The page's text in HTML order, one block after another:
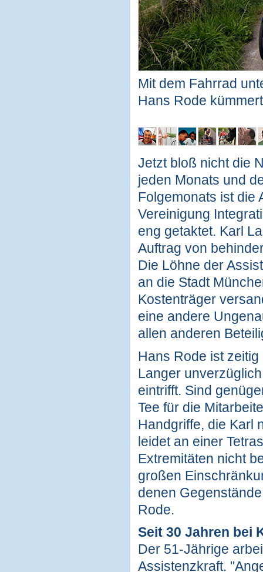
Mit dem Fahrrad
Hans Rode
Jetzt bloß nicht die
jeden Monats und
Folgemonats ist die
Vereinigung
eng getaktet. Karl
Auftrag von
Die Löhne der
an die Stadt
Kostenträger
eine andere
allen anderen
Hans Rode ist
Langer
eintrifft. Sind
Tee für die
Handgriffe, die Karl
leidet an einer
Extremitäten nicht
großen
denen
Rode.
Seit 30 Jahren bei
Der 51-Jährige
Assistenzkraft.